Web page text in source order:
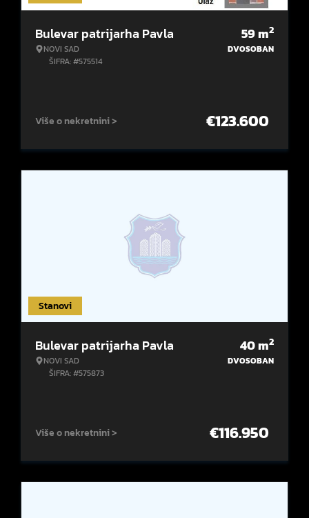
Bulevar patrijarha Pavla
NOVI SAD
ŠIFRA: #575514
59m2
DVOSOBAN
Više o nekretnini > €123.600
Stanovi
Bulevar patrijarha Pavla
NOVI SAD
ŠIFRA: #575873
40m2
DVOSOBAN
Više o nekretnini > €116.950